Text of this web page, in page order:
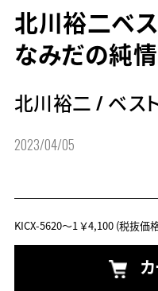
北川裕二ベ
なみだの純
北川裕二 / ベス
2023/04/05
KICX-5620～1￥4,100(税抜価